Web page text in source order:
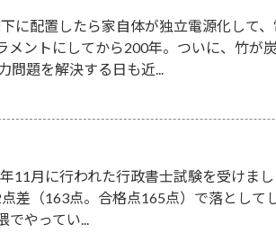
に配置したら家自体が独立電源化して
メントにしてから200年。ついに、竹が
問題を解決する日も近...
11月に行われた行政書士試験を受けま
差（163点。合格点165点）で落として
でやってい...